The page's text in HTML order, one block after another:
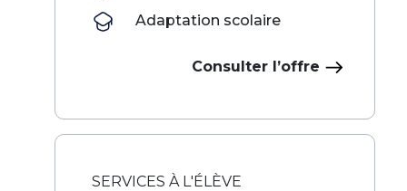
Adaptation scolaire
Consulter l’offre
SERVICES À L'ÉLÈVE